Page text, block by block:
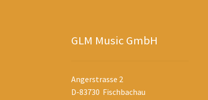
GLM Music GmbH
Angerstrasse 2
D-83730 Fischbachau